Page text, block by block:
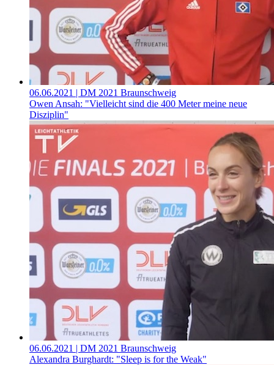
06.06.2021 | DM 2021 Braunschweig
Owen Ansah: "Vielleicht sind die 400 Meter meine neue
Disziplin"
06.06.2021 | DM 2021 Braunschweig
Alexandra Burghardt: "Sleep is for the Weak"